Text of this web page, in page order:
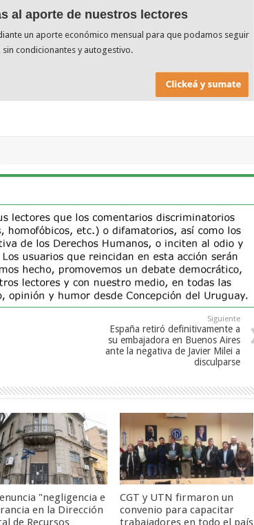
al aporte de nuestros lectores
un aporte económico mensual para que podamos seguir
condicionantes y autogestivo.
Siguiente
España retiró definitivamente a
su embajadora en Buenos Aires
ante la negativa de Javier Milei a
disculparse
"negligencia e
en la Dirección
de Recursos
CGT y UTN firmaron un
convenio para capacitar
trabajadores en todo el país